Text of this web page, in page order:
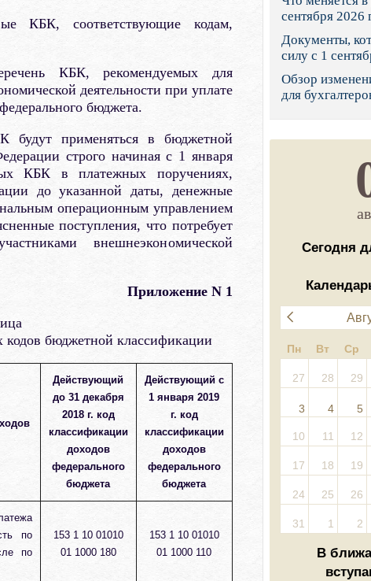
Федеральная налоговая
Фонд социального
Остальные ведомства
КБК, соответствующие кодам,
КБК, рекомендуемых для
деятельности при уплате
бюджета.
применяться в бюджетной
строго начиная с 1 января
КБК в платежных поручениях,
до указанной даты, денежные
операционным управлением
поступления, что потребует
внешнеэкономической
Приложение N 1
бюджетной классификации
Действующий
до 31 декабря
2018 г. код
классификации
доходов
федерального
бюджета
Действующий с
1 января 2019
г. код
классификации
доходов
федерального
бюджета
по
по
153 1 10 01010
01 1000 180
153 1 10 01010
01 1000 110
сентября 2026
Документы,
силу с 1
Обзор
для
Сегодня
Пн Вт Ср
27 28 29
3 4 5
10 11 12
17 18 19
24 25 26
31 1 2
В